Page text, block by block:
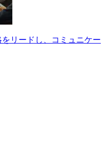
リードし、コミュニケー